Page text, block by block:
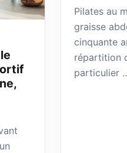
Pilates au
graisse
cinquante
répartition
particulier